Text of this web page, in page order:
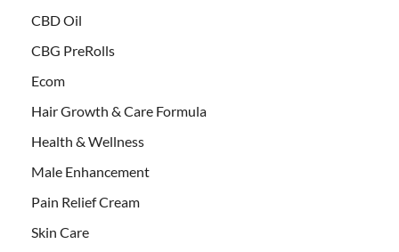
CBD Oil
CBG PreRolls
Ecom
Hair Growth & Care Formula
Health & Wellness
Male Enhancement
Pain Relief Cream
Skin Care